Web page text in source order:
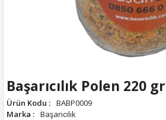
Başarıcılık Polen 220 gr
Ürün Kodu : BABP0009
Marka : Başarıcılık